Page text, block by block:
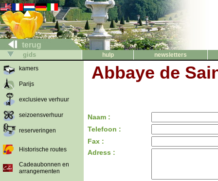
terug
gids hulp
newsletters
kamers
Parijs
exclusieve verhuur
seizoensverhuur
reserveringen
Historische routes
Cadeaubonnen en
arrangementen
Abbaye de
Naam :
Telefoon :
Fax :
Adress :